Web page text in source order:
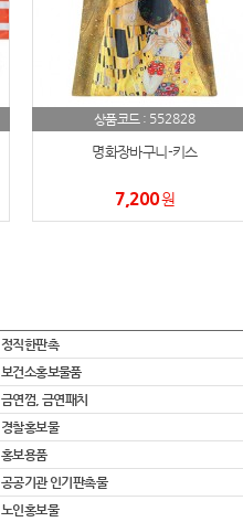
21 물티슈
22 티슈
23 손톱
24 손톱깍이
25
AP-100106
1 우산
상품코드 : 552828
명화장바구니-키스
7,200원
정직한판촉
보건소홍보물품
금연껌, 금연패치
경찰홍보물
홍보용품
공공기관 인기판촉물
노인홍보물